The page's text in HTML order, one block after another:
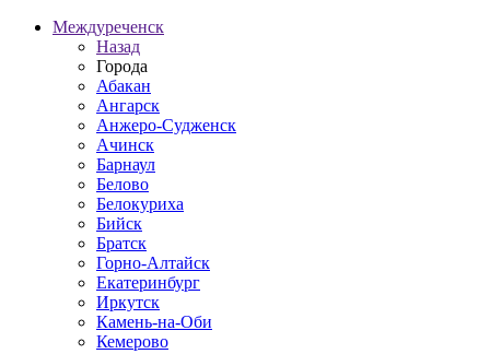
Междуреченск
Назад
Города
Абакан
Ангарск
Анжеро-Судженск
Ачинск
Барнаул
Белово
Белокуриха
Бийск
Братск
Горно-Алтайск
Екатеринбург
Иркутск
Камень-на-Оби
Кемерово